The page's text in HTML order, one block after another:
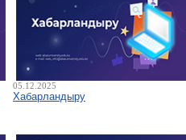
05.12.2025
Хабарландыру